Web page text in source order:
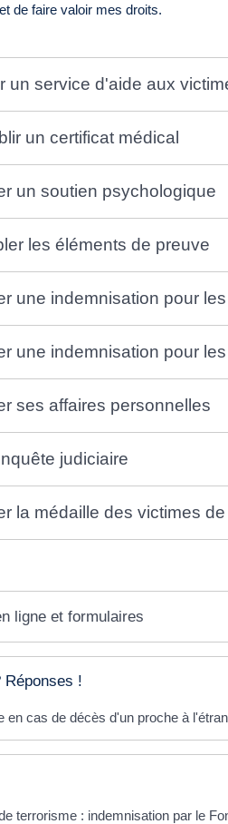
de faire valoir mes droits.
un service d'aide aux
un certificat médical
un soutien psychologique
les éléments de preuve
une indemnisation pour
une indemnisation pour
ses affaires personnelles
judiciaire
la médaille des victimes
ligne et formulaires
Réponses !
en cas de décès d'un proche à
terrorisme : indemnisation par le